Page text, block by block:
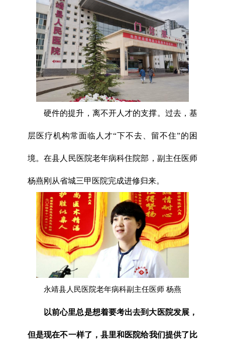
硬件的提升，离不开人才的支撑。过去，基
层医疗机构常面临人才“下不去、留不住”的困
境。在县人民医院老年病科住院部，副主任医师
杨燕刚从省城三甲医院完成进修归来。
永靖县人民医院老年病科副主任医师 杨燕
以前心里总是想着要考出去到大医院发展，
但是现在不一样了，县里和医院给我们提供了比